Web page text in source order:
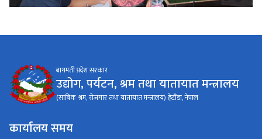
बागमती प्रदेश सरकार
उद्योग, पर्यटन, श्रम तथा यातायात मन्त्रालय
(साबिक श्रम, रोजगार तथा यातायात मन्त्रालय) हेटौंडा, नेपाल
कार्यालय समय